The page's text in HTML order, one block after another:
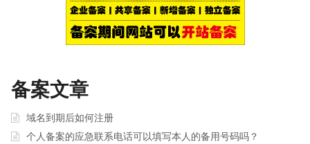
备案文章
域名到期后如何注册
个人备案的应急联系电话可以填写本人的备用号码吗？